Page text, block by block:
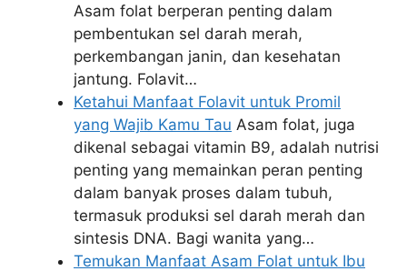
Asam folat berperan penting dalam
pembentukan sel darah merah,
perkembangan janin, dan kesehatan
jantung. Folavit…
Ketahui Manfaat Folavit untuk Promil
yang Wajib Kamu Tau Asam folat, juga
dikenal sebagai vitamin B9, adalah nutrisi
penting yang memainkan peran penting
dalam banyak proses dalam tubuh,
termasuk produksi sel darah merah dan
sintesis DNA. Bagi wanita yang…
Temukan Manfaat Asam Folat untuk Ibu